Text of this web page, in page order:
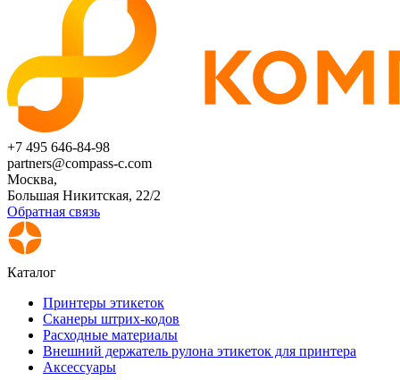
+7 495 646-84-98
partners@compass-c.com
Москва,
Большая Никитская, 22/2
Обратная связь
Каталог
Принтеры этикеток
Сканеры штрих-кодов
Расходные материалы
Внешний держатель рулона этикеток для принтера
Аксессуары